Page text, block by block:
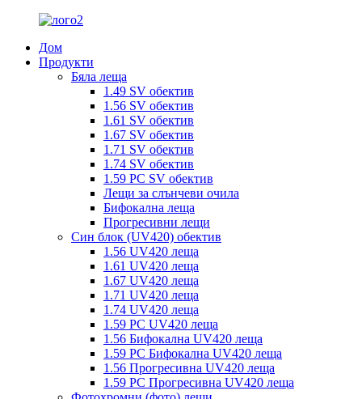
Дом
Продукти
Бяла леща
1.49 SV обектив
1.56 SV обектив
1.61 SV обектив
1.67 SV обектив
1.71 SV обектив
1.74 SV обектив
1.59 PC SV обектив
Лещи за слънчеви очила
Бифокална леща
Прогресивни лещи
Син блок (UV420) обектив
1.56 UV420 леща
1.61 UV420 леща
1.67 UV420 леща
1.71 UV420 леща
1.74 UV420 леща
1.59 PC UV420 леща
1.56 Бифокална UV420 леща
1.59 PC Бифокална UV420 леща
1.56 Прогресивна UV420 леща
1.59 PC Прогресивна UV420 леща